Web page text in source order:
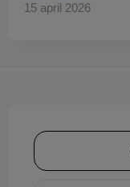
15 april 2026